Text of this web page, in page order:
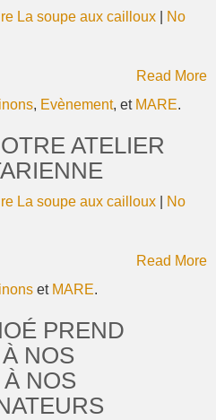
La soupe aux cailloux
No
Read More
, Evènement, et MARE.
ATELIER
La soupe aux cailloux
No
Read More
et MARE.
PREND
NOS
NOS